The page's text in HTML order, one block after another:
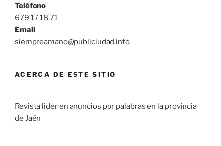
Teléfono
679 17 18 71
Email
siempreamano@publiciudad.info
ACERCA DE ESTE SITIO
Revista lider en anuncios por palabras en la provincia
de Jaén